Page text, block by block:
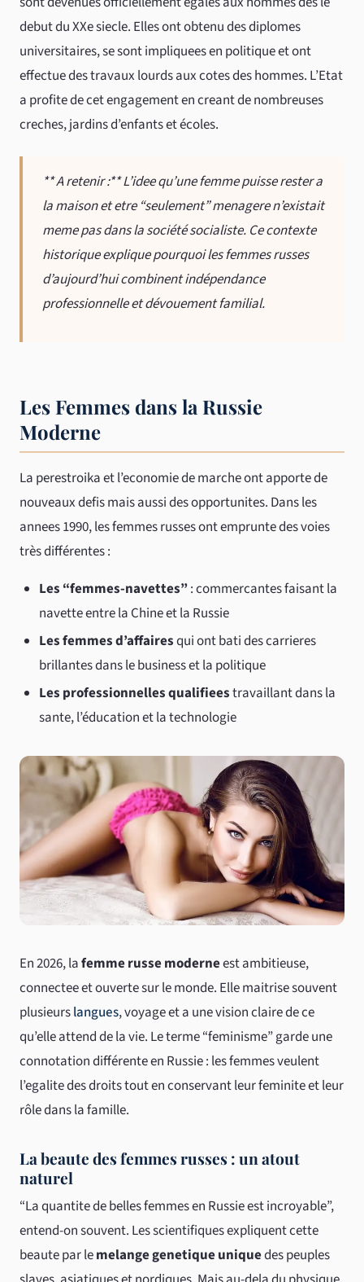
debut du XXe siecle. Elles ont obtenu des diplomes
universitaires, se sont impliquees en politique et ont
effectue des travaux lourds aux cotes des hommes. L’Etat
a profite de cet engagement en creant de nombreuses
creches, jardins d’enfants et écoles.
** A retenir :** L’idee qu’une femme puisse rester a
la maison et etre “seulement” menagere n’existait
meme pas dans la société socialiste. Ce contexte
historique explique pourquoi les femmes russes
d’aujourd’hui combinent indépendance
professionnelle et dévouement familial.
Les Femmes dans la Russie
Moderne
La perestroika et l’economie de marche ont apporte de
nouveaux defis mais aussi des opportunites. Dans les
annees 1990, les femmes russes ont emprunte des voies
très différentes :
Les “femmes-navettes”: commercantes faisant la
navette entre la Chine et la Russie
Les femmes d’affairesqui ont bati des carrieres
brillantes dans le business et la politique
Les professionnelles qualifieestravaillant dans la
sante, l’éducation et la technologie
En 2026, lafemme russe moderneest ambitieuse,
connectee et ouverte sur le monde. Elle maitrise souvent
plusieurslangues, voyage et a une vision claire de ce
qu’elle attend de la vie. Le terme “feminisme” garde une
connotation différente en Russie : les femmes veulent
l’egalite des droits tout en conservant leur feminite et leur
rôle dans la famille.
La beaute des femmes russes : un atout
naturel
“La quantite de belles femmes en Russie est incroyable”,
entend-on souvent. Les scientifiques expliquent cette
beaute par lemelange genetique uniquedes peuples